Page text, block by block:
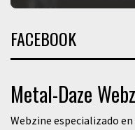
FACEBOOK
Metal-Daze
Webzine especializado